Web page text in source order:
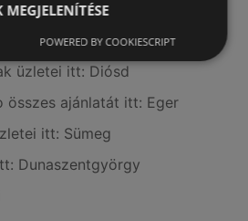
tartó elemek itt:
üzletei itt: Diósd
összes ajánlatát itt: Eger
itt: Sümeg
Dunaszentgyörgy
MEGJELENÍTÉSE
POWERED BY COOKIESCRIPT